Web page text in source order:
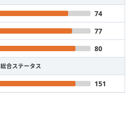
74
77
80
総合ステータス
151